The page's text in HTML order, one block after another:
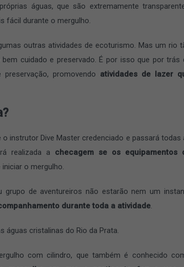
águas, que são extremamente
fácil durante o mergulho.
outras atividades de ecoturismo. Mas um rio
cuidado e preservado. É por isso que por trás
promovendo atividades de lazer
instrutor Dive Master credenciado e passará todas
realizada a checagem se os equipamentos
iniciar o mergulho.
de aventureiros não estarão nem um
durante toda a atividade.
águas cristalinas do Rio da Prata.
com cilindro, que também é conhecido